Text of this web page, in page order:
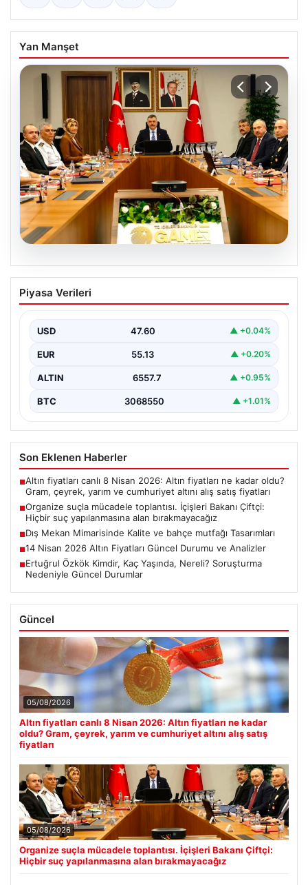
Yan Manşet
Organize suçla mücadele toplantısı.
İçişleri Bakanı Çiftçi: Hiçbir suç
Piyasa Verileri
USD 47.60 ▲ +0.04%
EUR 55.13 ▲ +0.20%
ALTIN 6557.7 ▲ +0.95%
BTC 3068550 ▲ +1.01%
Son Eklenen Haberler
■Altın fiyatları canlı 8 Nisan 2026: Altın fiyatları ne kadar oldu?
Gram, çeyrek, yarım ve cumhuriyet altını alış satış fiyatları
■Organize suçla mücadele toplantısı. İçişleri Bakanı Çiftçi:
Hiçbir suç yapılanmasına alan bırakmayacağız
■Dış Mekan Mimarisinde Kalite ve bahçe mutfağı Tasarımları
■14 Nisan 2026 Altın Fiyatları Güncel Durumu ve Analizler
■Ertuğrul Özkök Kimdir, Kaç Yaşında, Nereli? Soruşturma
Nedeniyle Güncel Durumlar
Güncel
05/08/2026
Altın fiyatları canlı 8 Nisan 2026: Altın fiyatları ne kadar
oldu? Gram, çeyrek, yarım ve cumhuriyet altını alış satış
fiyatları
05/08/2026
Organize suçla mücadele toplantısı. İçişleri Bakanı Çiftçi:
Hiçbir suç yapılanmasına alan bırakmayacağız